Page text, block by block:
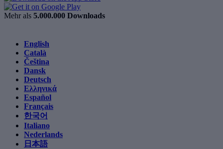
Mehr als 5.000.000 Downloads
English
Català
Čeština
Dansk
Deutsch
Ελληνικά
Español
Français
한국어
Italiano
Nederlands
日本語